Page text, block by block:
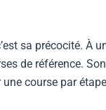
sa précocité. À
de référence.
course par